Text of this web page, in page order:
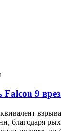
Falcon 9
благодаря